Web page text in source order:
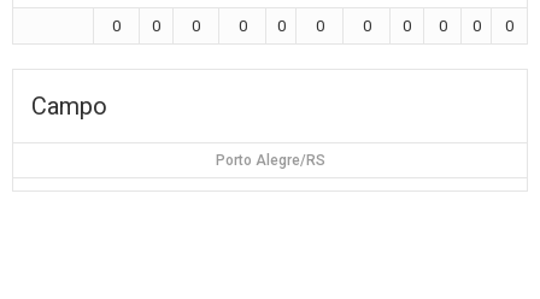
0 0 0 0 0 0 0 0 0 0 0
Campo
Porto Alegre/RS